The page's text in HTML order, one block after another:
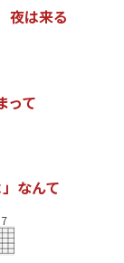
夜は来る
って
」 なんて